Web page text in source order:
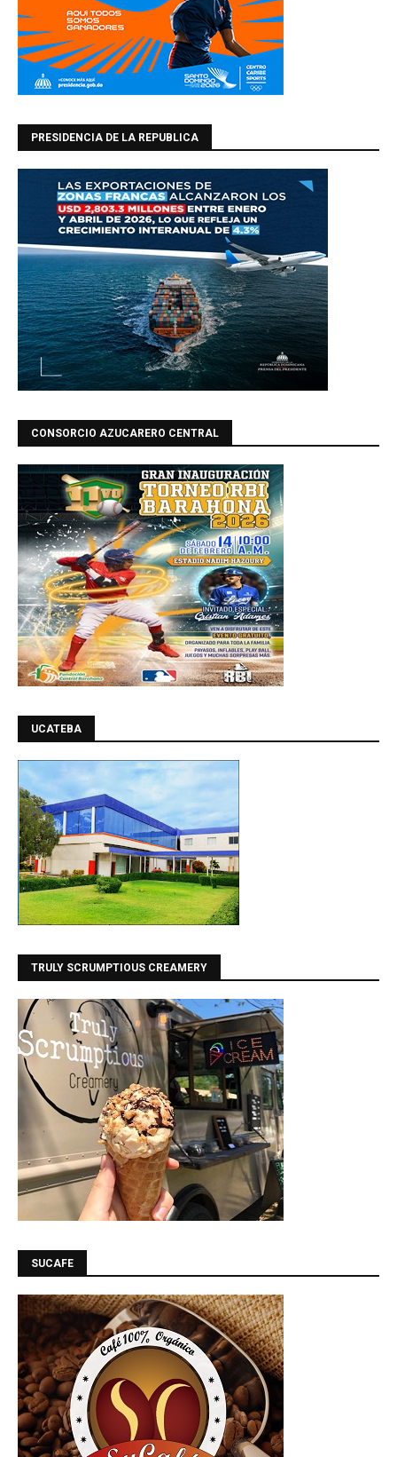
PRESIDENCIA DE LA REPUBLICA
CONSORCIO AZUCARERO CENTRAL
UCATEBA
TRULY SCRUMPTIOUS CREAMERY
SUCAFE